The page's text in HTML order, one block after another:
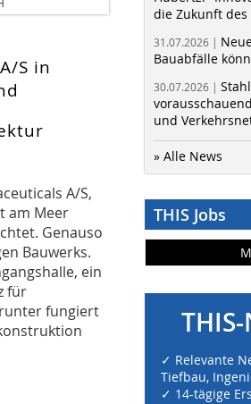
S in
A/S,
am Meer
Genauso
Bauwerks.
ein
für
fungiert
die Zukunft des
31.07.2026 |
Bauabfälle
30.07.2026 |
und
» Alle News
THIS Jobs
✓ Relevante
Tiefbau,
✓ 14-tägige